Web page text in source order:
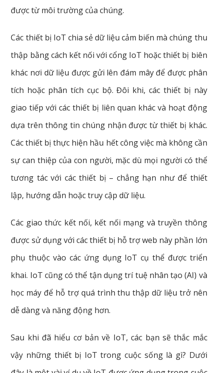
được từ môi trường của chúng.
Các thiết bị IoT chia sẻ dữ liệu cảm biến mà chúng thu
thập bằng cách kết nối với cổng IoT hoặc thiết bị biên
khác nơi dữ liệu được gửi lên đám mây để được phân
tích hoặc phân tích cục bộ. Đôi khi, các thiết bị này
giao tiếp với các thiết bị liên quan khác và hoạt động
dựa trên thông tin chúng nhận được từ thiết bị khác.
Các thiết bị thực hiện hầu hết công việc mà không cần
sự can thiệp của con người, mặc dù mọi người có thể
tương tác với các thiết bị – chẳng hạn như để thiết
lập, hướng dẫn hoặc truy cập dữ liệu.
Các giao thức kết nối, kết nối mạng và truyền thông
được sử dụng với các thiết bị hỗ trợ web này phần lớn
phụ thuộc vào các ứng dụng IoT cụ thể được triển
khai. IoT cũng có thể tận dụng trí tuệ nhân tạo (AI) và
học máy để hỗ trợ quá trình thu thập dữ liệu trở nên
dễ dàng và năng động hơn.
Sau khi đã hiểu cơ bản về IoT, các bạn sẽ thắc mắc
vậy những thiết bị IoT trong cuộc sống là gì? Dưới